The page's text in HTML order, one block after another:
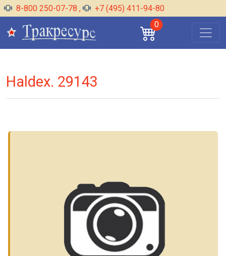
8-800 250-07-78 ,
+7 (495) 411-94-80
0
Haldex. 29143